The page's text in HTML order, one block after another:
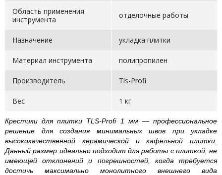
Область применения
инструмента
отделочные работы
Назначение укладка плитки
Материал инструмента полипропилен
Производитель Tls-Profi
Вес 1 кг
Крестики для плитки TLS-Profi 1 мм — профессиональное
решение для создания минимальных швов при укладке
высококачественной керамической и кафельной плитки.
Данный размер идеально подходит для работы с плиткой, не
имеющей отклонений и погрешностей, когда требуется
достичь максимально монолитного внешнего вида